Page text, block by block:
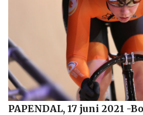
PAPENDAL, 17 juni 2021 -